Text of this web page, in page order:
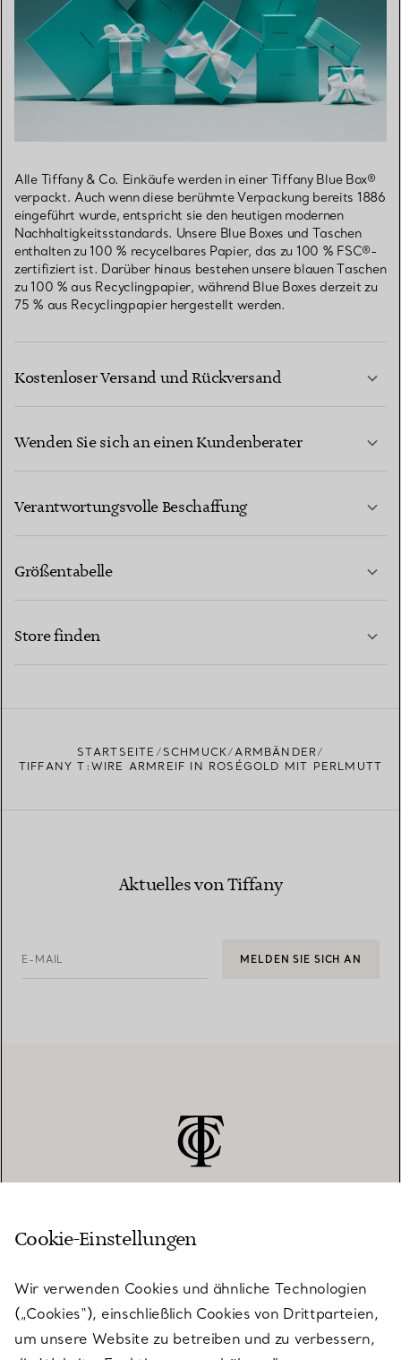
Alle Tiffany & Co. Einkäufe werden in einer Tiffany Blue Box®
verpackt. Auch wenn diese berühmte Verpackung bereits 1886
eingeführt wurde, entspricht sie den heutigen modernen
Nachhaltigkeitsstandards. Unsere Blue Boxes und Taschen
enthalten zu 100 % recycelbares Papier, das zu 100 % FSC®-
zertifiziert ist. Darüber hinaus bestehen unsere blauen Taschen
zu 100 % aus Recyclingpapier, während Blue Boxes derzeit zu
75 % aus Recyclingpapier hergestellt werden.
Kostenloser Versand und Rückversand
Wenden Sie sich an einen Kundenberater
Verantwortungsvolle Beschaffung
Größentabelle
Store finden
STARTSEITE SCHMUCK
ARMBÄNDER
TIFFANY T:WIRE ARMREIF IN ROSÉGOLD MIT PERLMUTT
Aktuelles von Tiffany
E-MAIL MELDEN SIE SICH AN
KUNDENSERVICE
SERVICES
Cookie-Einstellungen
Wir verwenden Cookies und ähnliche Technologien
(„Cookies“), einschließlich Cookies von Drittparteien,
um unsere Website zu betreiben und zu verbessern,